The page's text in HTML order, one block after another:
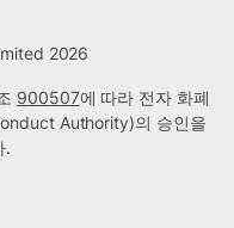
2026
900507에 따라 전자 화폐
Authority)의 승인을
.